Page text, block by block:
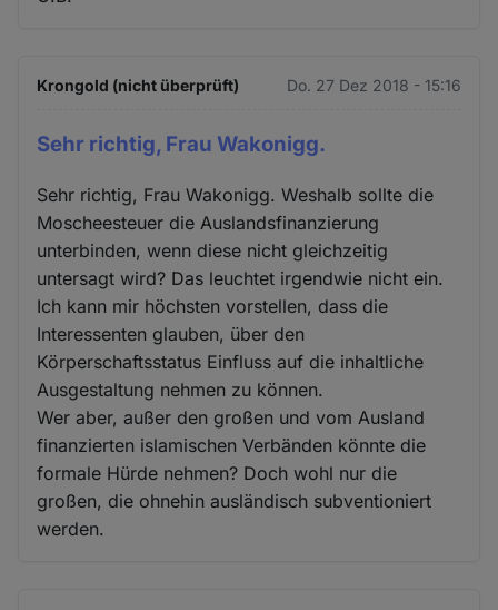
Krongold (nicht überprüft) Do. 27 Dez 2018 - 15:16
Sehr richtig, Frau Wakonigg.
Sehr richtig, Frau Wakonigg. Weshalb sollte die
Moscheesteuer die Auslandsfinanzierung
unterbinden, wenn diese nicht gleichzeitig
untersagt wird? Das leuchtet irgendwie nicht ein.
Ich kann mir höchsten vorstellen, dass die
Interessenten glauben, über den
Körperschaftsstatus Einfluss auf die inhaltliche
Ausgestaltung nehmen zu können.
Wer aber, außer den großen und vom Ausland
finanzierten islamischen Verbänden könnte die
formale Hürde nehmen? Doch wohl nur die
großen, die ohnehin ausländisch subventioniert
werden.